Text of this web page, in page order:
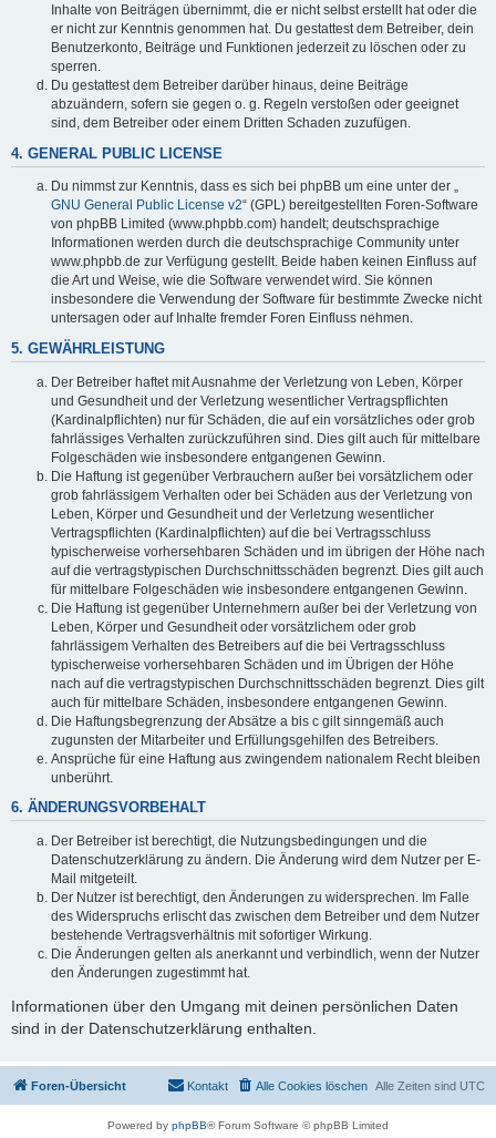
Inhalte von Beiträgen übernimmt, die er nicht selbst erstellt hat oder die
er nicht zur Kenntnis genommen hat. Du gestattest dem Betreiber, dein
Benutzerkonto, Beiträge und Funktionen jederzeit zu löschen oder zu
sperren.
Du gestattest dem Betreiber darüber hinaus, deine Beiträge
abzuändern, sofern sie gegen o. g. Regeln verstoßen oder geeignet
sind, dem Betreiber oder einem Dritten Schaden zuzufügen.
4. GENERAL PUBLIC LICENSE
Du nimmst zur Kenntnis, dass es sich bei phpBB um eine unter der „
GNU General Public License v2“ (GPL) bereitgestellten Foren-Software
von phpBB Limited (www.phpbb.com) handelt; deutschsprachige
Informationen werden durch die deutschsprachige Community unter
www.phpbb.de zur Verfügung gestellt. Beide haben keinen Einfluss auf
die Art und Weise, wie die Software verwendet wird. Sie können
insbesondere die Verwendung der Software für bestimmte Zwecke nicht
untersagen oder auf Inhalte fremder Foren Einfluss nehmen.
5. GEWÄHRLEISTUNG
Der Betreiber haftet mit Ausnahme der Verletzung von Leben, Körper
und Gesundheit und der Verletzung wesentlicher Vertragspflichten
(Kardinalpflichten) nur für Schäden, die auf ein vorsätzliches oder grob
fahrlässiges Verhalten zurückzuführen sind. Dies gilt auch für mittelbare
Folgeschäden wie insbesondere entgangenen Gewinn.
Die Haftung ist gegenüber Verbrauchern außer bei vorsätzlichem oder
grob fahrlässigem Verhalten oder bei Schäden aus der Verletzung von
Leben, Körper und Gesundheit und der Verletzung wesentlicher
Vertragspflichten (Kardinalpflichten) auf die bei Vertragsschluss
typischerweise vorhersehbaren Schäden und im übrigen der Höhe nach
auf die vertragstypischen Durchschnittsschäden begrenzt. Dies gilt auch
für mittelbare Folgeschäden wie insbesondere entgangenen Gewinn.
Die Haftung ist gegenüber Unternehmern außer bei der Verletzung von
Leben, Körper und Gesundheit oder vorsätzlichem oder grob
fahrlässigem Verhalten des Betreibers auf die bei Vertragsschluss
typischerweise vorhersehbaren Schäden und im Übrigen der Höhe
nach auf die vertragstypischen Durchschnittsschäden begrenzt. Dies gilt
auch für mittelbare Schäden, insbesondere entgangenen Gewinn.
Die Haftungsbegrenzung der Absätze a bis c gilt sinngemäß auch
zugunsten der Mitarbeiter und Erfüllungsgehilfen des Betreibers.
Ansprüche für eine Haftung aus zwingendem nationalem Recht bleiben
unberührt.
6. ÄNDERUNGSVORBEHALT
Der Betreiber ist berechtigt, die Nutzungsbedingungen und die
Datenschutzerklärung zu ändern. Die Änderung wird dem Nutzer per E-
Mail mitgeteilt.
Der Nutzer ist berechtigt, den Änderungen zu widersprechen. Im Falle
des Widerspruchs erlischt das zwischen dem Betreiber und dem Nutzer
bestehende Vertragsverhältnis mit sofortiger Wirkung.
Die Änderungen gelten als anerkannt und verbindlich, wenn der Nutzer
den Änderungen zugestimmt hat.
Informationen über den Umgang mit deinen persönlichen Daten
sind in der Datenschutzerklärung enthalten.
Foren-Übersicht Alle Zeiten sind UTC
Alle Cookies löschen
Kontakt
Powered by phpBB® Forum Software © phpBB Limited